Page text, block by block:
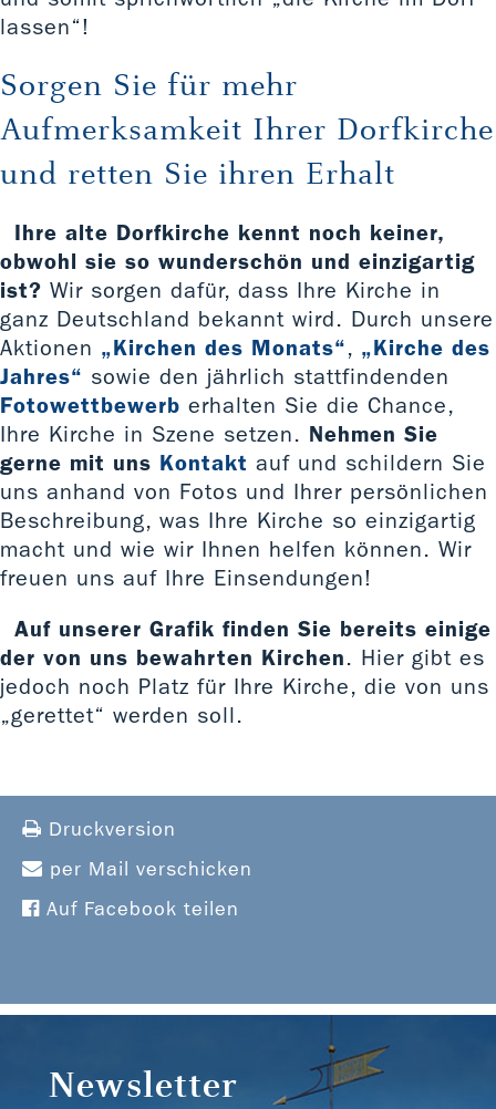
lassen“!
Sorgen Sie für mehr
Aufmerksamkeit Ihrer Dorfkirche
und retten Sie ihren Erhalt
Ihre alte Dorfkirche kennt noch keiner,
obwohl sie so wunderschön und einzigartig
ist? Wir sorgen dafür, dass Ihre Kirche in
ganz Deutschland bekannt wird. Durch unsere
Aktionen „Kirchen des Monats“, „Kirche des
Jahres“ sowie den jährlich stattfindenden
Fotowettbewerb erhalten Sie die Chance,
Ihre Kirche in Szene setzen. Nehmen Sie
gerne mit uns Kontakt auf und schildern Sie
uns anhand von Fotos und Ihrer persönlichen
Beschreibung, was Ihre Kirche so einzigartig
macht und wie wir Ihnen helfen können. Wir
freuen uns auf Ihre Einsendungen!
Auf unserer Grafik finden Sie bereits einige
der von uns bewahrten Kirchen. Hier gibt es
jedoch noch Platz für Ihre Kirche, die von uns
„gerettet“ werden soll.
Druckversion
per Mail verschicken
Auf Facebook teilen
Newsletter